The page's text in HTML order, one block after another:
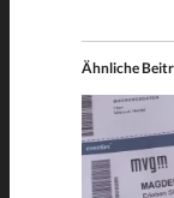
Ähnliche